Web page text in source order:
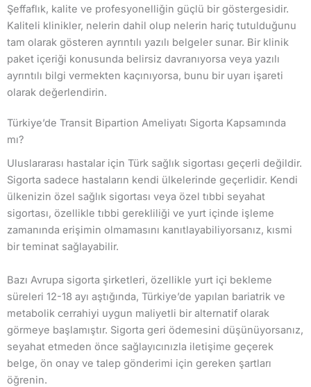
Şeffaflık, kalite ve profesyonelliğin güçlü bir göstergesidir.
Kaliteli klinikler, nelerin dahil olup nelerin hariç tutulduğunu
tam olarak gösteren ayrıntılı yazılı belgeler sunar. Bir klinik
paket içeriği konusunda belirsiz davranıyorsa veya yazılı
ayrıntılı bilgi vermekten kaçınıyorsa, bunu bir uyarı işareti
olarak değerlendirin.
Türkiye’de Transit Bipartion Ameliyatı Sigorta Kapsamında
mı?
Uluslararası hastalar için Türk sağlık sigortası geçerli değildir.
Sigorta sadece hastaların kendi ülkelerinde geçerlidir. Kendi
ülkenizin özel sağlık sigortası veya özel tıbbi seyahat
sigortası, özellikle tıbbi gerekliliği ve yurt içinde işleme
zamanında erişimin olmamasını kanıtlayabiliyorsanız, kısmi
bir teminat sağlayabilir.
Bazı Avrupa sigorta şirketleri, özellikle yurt içi bekleme
süreleri 12-18 ayı aştığında, Türkiye’de yapılan bariatrik ve
metabolik cerrahiyi uygun maliyetli bir alternatif olarak
görmeye başlamıştır. Sigorta geri ödemesini düşünüyorsanız,
seyahat etmeden önce sağlayıcınızla iletişime geçerek
belge, ön onay ve talep gönderimi için gereken şartları
öğrenin.